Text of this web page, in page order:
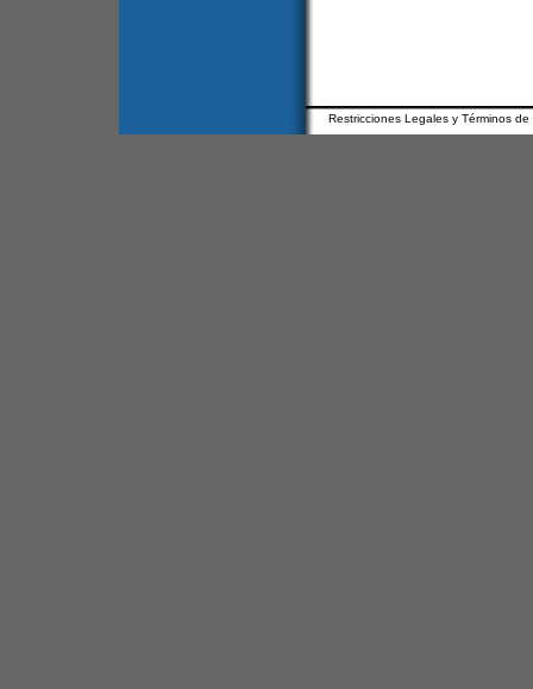
Restricciones Legales y Términos de